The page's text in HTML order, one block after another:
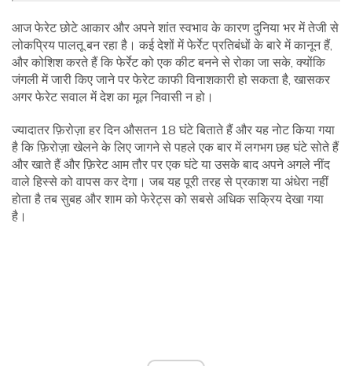
आज फेरेट छोटे आकार और अपने शांत स्वभाव के कारण दुनिया भर में तेजी से
लोकप्रिय पालतू बन रहा है। कई देशों में फेर्रेट प्रतिबंधों के बारे में कानून हैं,
और कोशिश करते हैं कि फेर्रेट को एक कीट बनने से रोका जा सके, क्योंकि
जंगली में जारी किए जाने पर फेरेट काफी विनाशकारी हो सकता है, खासकर
अगर फेरेट सवाल में देश का मूल निवासी न हो।
ज्यादातर फ़िरोज़ा हर दिन औसतन 18 घंटे बिताते हैं और यह नोट किया गया
है कि फ़िरोज़ा खेलने के लिए जागने से पहले एक बार में लगभग छह घंटे सोते हैं
और खाते हैं और फ़िरेट आम तौर पर एक घंटे या उसके बाद अपने अगले नींद
वाले हिस्से को वापस कर देगा। जब यह पूरी तरह से प्रकाश या अंधेरा नहीं
होता है तब सुबह और शाम को फेरेट्स को सबसे अधिक सक्रिय देखा गया
है।